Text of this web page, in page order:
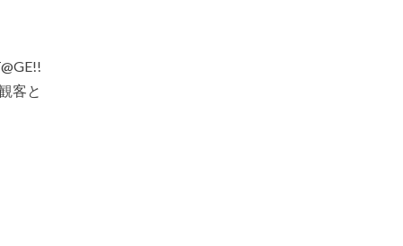
客と